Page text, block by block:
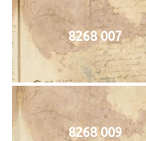
8268 007
8268 009